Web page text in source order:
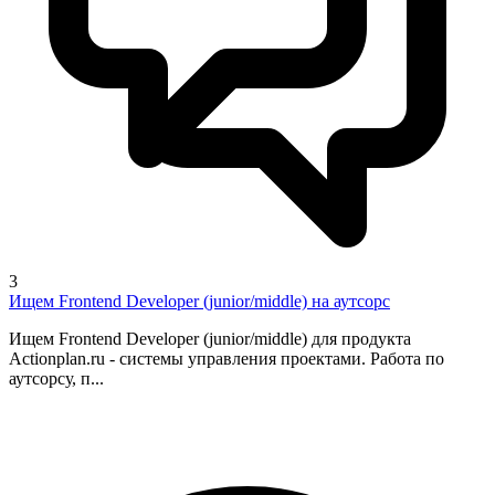
3
Ищем Frontend Developer (junior/middle) на аутсорс
Ищем Frontend Developer (junior/middle) для продукта
Actionplan.ru - системы управления проектами. Работа по
аутсорсу, п...